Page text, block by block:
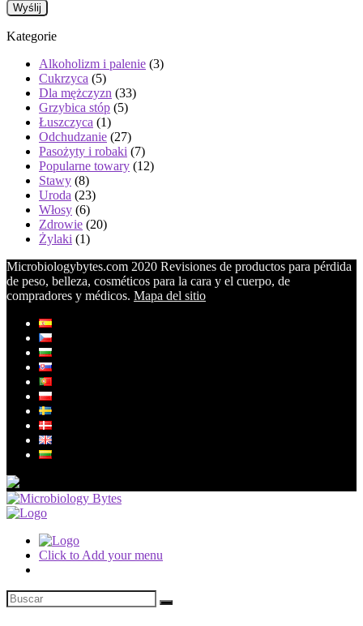
Kategorie
Alkoholizm i palenie (3)
Cukrzyca (5)
Dla mężczyzn (33)
Grzybica stóp (5)
Łuszczyca (1)
Odchudzanie (27)
Pasożyty i robaki (7)
Popularne towary (12)
Stawy (8)
Uroda (23)
Włosy (6)
Zdrowie (20)
Żylaki (1)
Microbiologybytes.com 2020 Revisiones de productos para pérdida
de peso, belleza, cosméticos para la cara y el cuerpo, de
compradores y médicos. Mapa del sitio
Click to Add your menu